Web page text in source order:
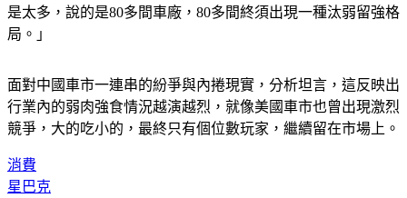
是太多，說的是80多間車廠，80多間終須出現一種汰弱留強格
局。」
面對中國車市一連串的紛爭與內捲現實，分析坦言，這反映出
行業內的弱肉強食情況越演越烈，就像美國車市也曾出現激烈
競爭，大的吃小的，最終只有個位數玩家，繼續留在市場上。
消費
星巴克